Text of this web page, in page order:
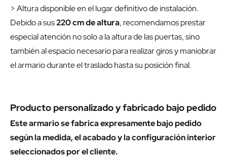
> Altura disponible en el lugar definitivo de instalación.
Debido a sus220 cm de altura, recomendamos prestar
especial atención no solo a la altura de las puertas, sino
también al espacio necesario para realizar giros y maniobrar
el armario durante el traslado hasta su posición final.
Producto personalizado y fabricado bajo pedido
Este armario se fabrica expresamente bajo pedido
según la medida, el acabado y la configuración interior
seleccionados por el cliente.